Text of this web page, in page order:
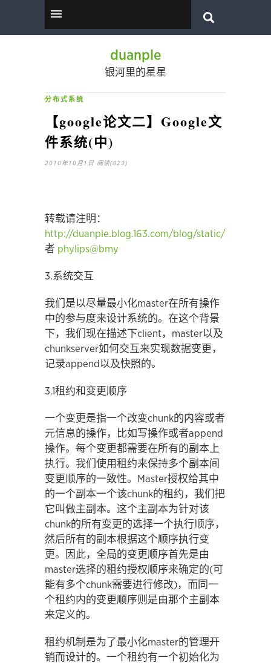
duanple
银河里的星星
分布式系统
【google论文二】Google文
件系统(中)
2010年10月1日 阅读(823)
转载请注明：
http://duanple.blog.163.com/blog/static/
者 phylips@bmy
3.系统交互
我们是以尽量最小化master在所有操作
中的参与度来设计系统的。在这个背景
下，我们现在描述下client，master以及
chunkserver如何交互来实现数据变更，
记录append以及快照的。
3.1租约和变更顺序
一个变更是指一个改变chunk的内容或者
元信息的操作，比如写操作或者append
操作。每个变更都需要在所有的副本上
执行。我们使用租约来保持多个副本间
变更顺序的一致性。Master授权给其中
的一个副本一个该chunk的租约，我们把
它叫做主副本。这个主副本为针对该
chunk的所有变更的选择一个执行顺序，
然后所有的副本根据这个顺序执行变
更。因此，全局的变更顺序首先是由
master选择的租约授权顺序来确定的(可
能有多个chunk需要进行修改)，而同一
个租约内的变更顺序则是由那个主副本
来定义的。
租约机制是为了最小化master的管理开
销而设计的。一个租约有一个初始化为